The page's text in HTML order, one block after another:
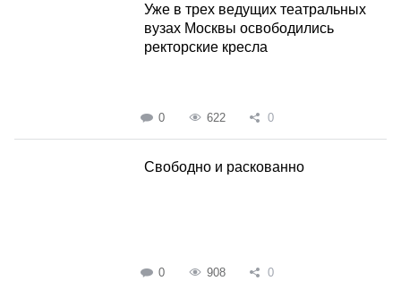
Уже в трех ведущих театральных
вузах Москвы освободились
ректорские кресла
0 622 0
Свободно и раскованно
0 908 0